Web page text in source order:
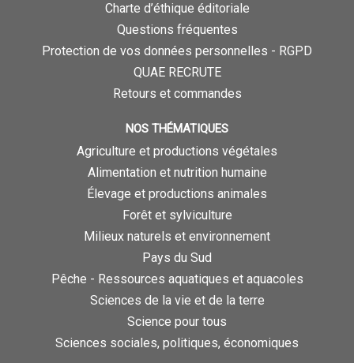
Charte d’éthique éditoriale
Questions fréquentes
Protection de vos données personnelles - RGPD
QUAE RECRUTE
Retours et commandes
NOS THÉMATIQUES
Agriculture et productions végétales
Alimentation et nutrition humaine
Élevage et productions animales
Forêt et sylviculture
Milieux naturels et environnement
Pays du Sud
Pêche - Ressources aquatiques et aquacoles
Sciences de la vie et de la terre
Science pour tous
Sciences sociales, politiques, économiques